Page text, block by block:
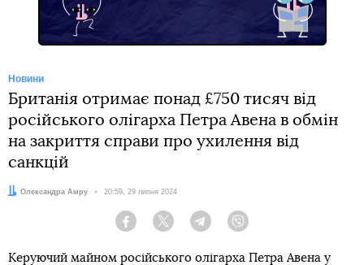
Новини
Британія отримає понад £750 тисяч від
російського олігарха Петра Авена в обмін
на закриття справи про ухилення від
санкцій
Автор:
Олександра Амру Дата:
20:59, 29 липня 2024
Facebook Twitter Telegram
Керуючий майном російського олігарха Петра Авена у